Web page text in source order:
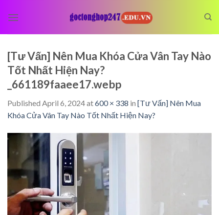
[Tư Vấn] Nên Mua Khóa Cửa Vân Tay Nào
Tốt Nhất Hiện Nay?
_661189faaee17.webp
Published April 6, 2024at600 × 338 in [Tư Vấn] Nên Mua
Khóa Cửa Vân Tay Nào Tốt Nhất Hiện Nay?